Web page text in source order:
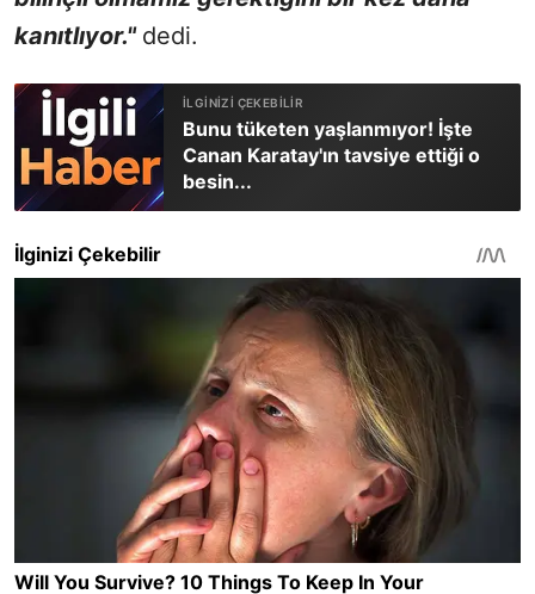
kanıtlıyor." dedi.
Bunu tüketen yaşlanmıyor! İşte
Canan Karatay'ın tavsiye ettiği o
besin...